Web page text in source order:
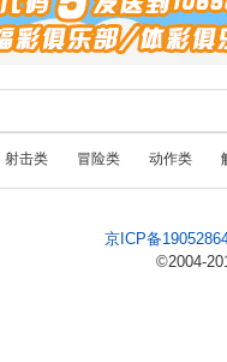
射击类 冒险类 动作类
京ICP备
©2004-